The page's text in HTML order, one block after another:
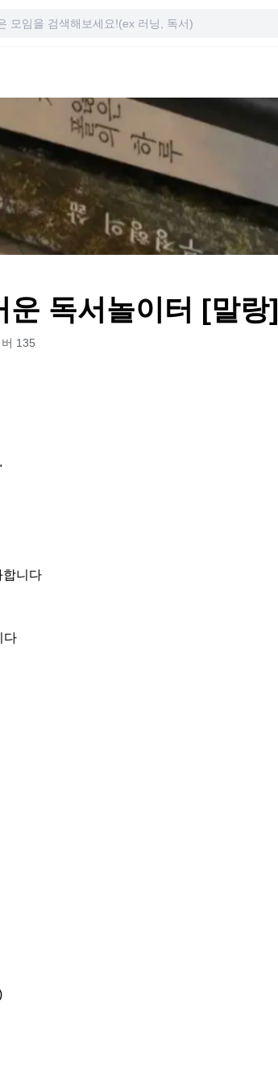
운 독서놀이터 [말랑]
135
합니다
다